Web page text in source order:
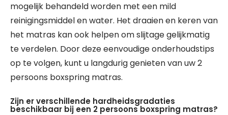
mogelijk behandeld worden met een mild
reinigingsmiddel en water. Het draaien en keren van
het matras kan ook helpen om slijtage gelijkmatig
te verdelen. Door deze eenvoudige onderhoudstips
op te volgen, kunt u langdurig genieten van uw 2
persoons boxspring matras.
Zijn er verschillende hardheidsgradaties
beschikbaar bij een 2 persoons boxspring matras?